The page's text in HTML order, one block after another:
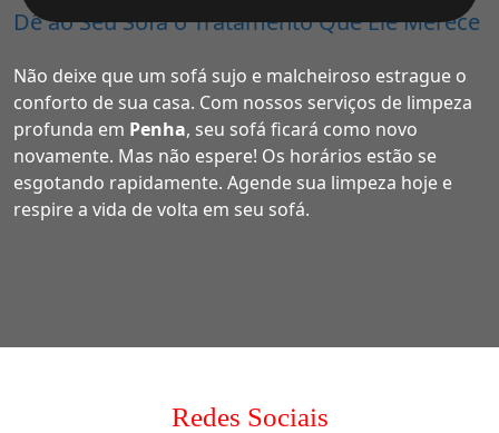
Dê ao Seu Sofá o Tratamento Que Ele Merece
Não deixe que um sofá sujo e malcheiroso estrague o
conforto de sua casa. Com nossos serviços de limpeza
profunda em Penha, seu sofá ficará como novo
novamente. Mas não espere! Os horários estão se
esgotando rapidamente. Agende sua limpeza hoje e
respire a vida de volta em seu sofá.
Redes Sociais